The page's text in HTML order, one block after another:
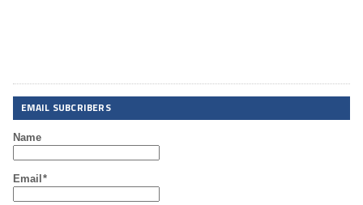
EMAIL SUBCRIBERS
Name
Email*